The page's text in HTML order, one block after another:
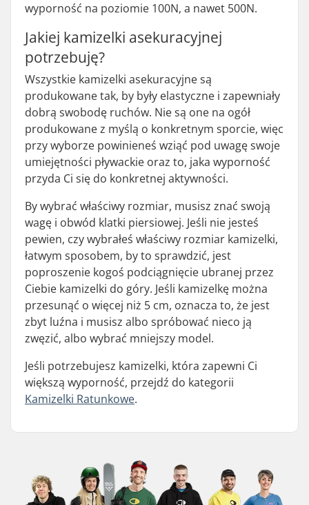
wyporność na poziomie 100N, a nawet 500N.
Jakiej kamizelki asekuracyjnej
potrzebuję?
Wszystkie kamizelki asekuracyjne są
produkowane tak, by były elastyczne i zapewniały
dobrą swobodę ruchów. Nie są one na ogół
produkowane z myślą o konkretnym sporcie, więc
przy wyborze powinieneś wziąć pod uwagę swoje
umiejętności pływackie oraz to, jaka wyporność
przyda Ci się do konkretnej aktywności.
By wybrać właściwy rozmiar, musisz znać swoją
wagę i obwód klatki piersiowej. Jeśli nie jesteś
pewien, czy wybrałeś właściwy rozmiar kamizelki,
łatwym sposobem, by to sprawdzić, jest
poproszenie kogoś podciągnięcie ubranej przez
Ciebie kamizelki do góry. Jeśli kamizelkę można
przesunąć o więcej niż 5 cm, oznacza to, że jest
zbyt luźna i musisz albo spróbować nieco ją
zwęzić, albo wybrać mniejszy model.
Jeśli potrzebujesz kamizelki, która zapewni Ci
większą wyporność, przejdź do kategorii
Kamizelki Ratunkowe.